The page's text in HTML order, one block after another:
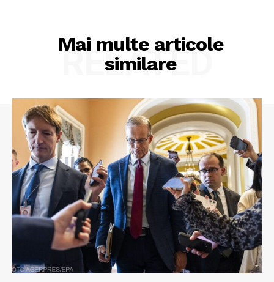
Mai multe articole
similare
RELATED